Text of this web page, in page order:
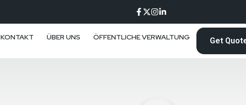
KONTAKT ÜBER UNS ÖFFENTLICHE VERWALTUNG Get